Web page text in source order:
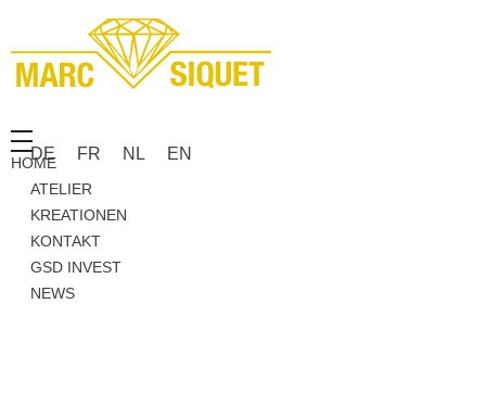
DE FR NL EN
HOME
ATELIER
KREATIONEN
KONTAKT
GSD INVEST
NEWS